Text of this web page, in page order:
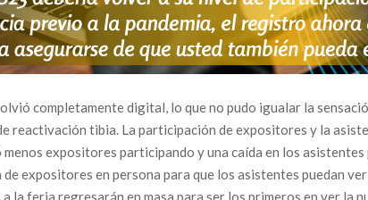
completamente digital, lo que no pudo igualar la
reactivación tibia. La participación de expositores y la
menos expositores participando y una caída en los
expositores en persona para que los asistentes puedan
la feria regresarán en masa para ser los primeros en ver la